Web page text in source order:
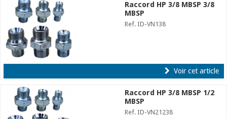
Raccord HP 3/8 MBSP 3/8
MBSP
Ref. ID-VN138
Voir cet article
Raccord HP 3/8 MBSP 1/2
MBSP
Ref. ID-VN21238